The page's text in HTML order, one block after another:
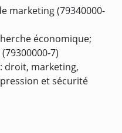
marketing (79340000-
économique;
7)
droit, marketing,
et sécurité